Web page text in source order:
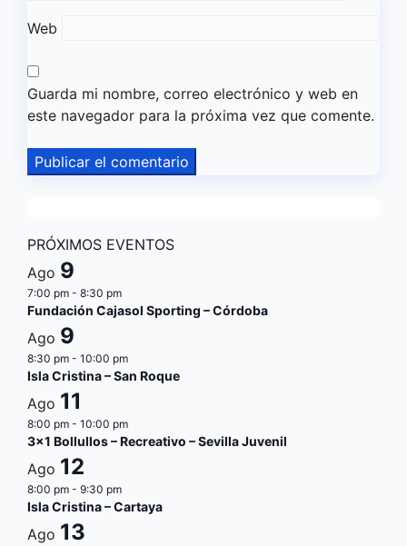
Web
Guarda mi nombre, correo electrónico y web en
este navegador para la próxima vez que comente.
PRÓXIMOS EVENTOS
Ago 9
7:00 pm - 8:30 pm
Fundación Cajasol Sporting – Córdoba
Ago 9
8:30 pm - 10:00 pm
Isla Cristina – San Roque
Ago 11
8:00 pm - 10:00 pm
3×1 Bollullos – Recreativo – Sevilla Juvenil
Ago 12
8:00 pm - 9:30 pm
Isla Cristina – Cartaya
Ago 13